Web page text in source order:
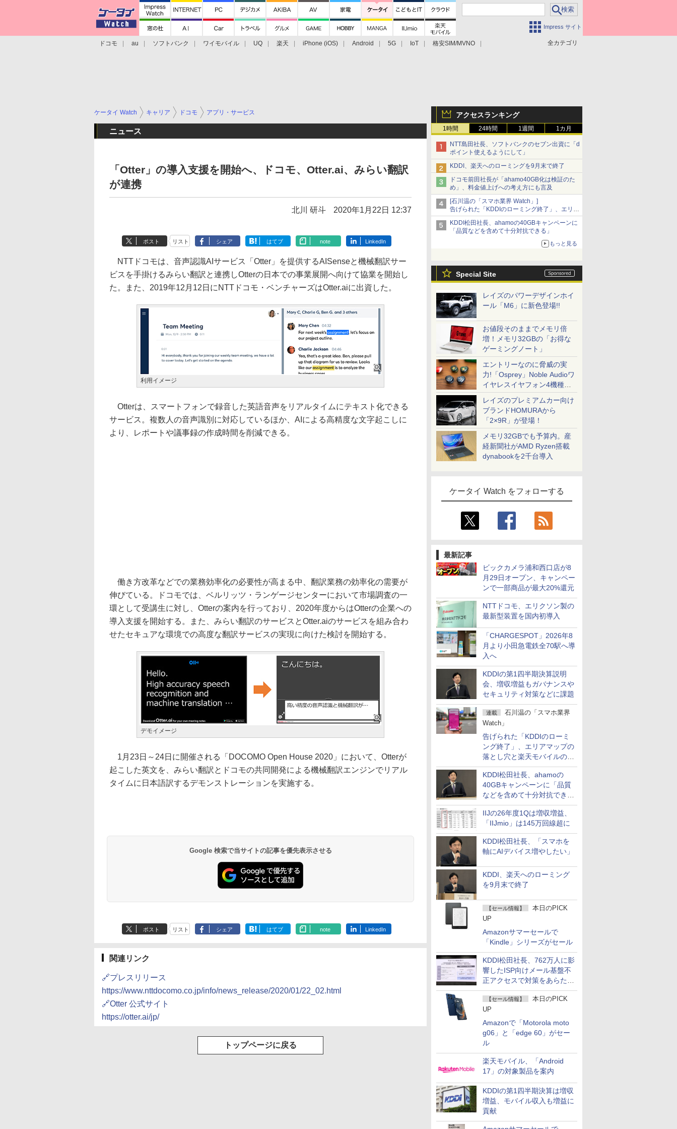
Impress サイト
全カテゴリ
ドコモ au ソフトバンク ワイモバイル UQ 楽天 iPhone (iOS) Android 5G IoT
格安SIM/MVNO
アクセスランキング
1時間 24時間 1週間 1カ月
NTT島田社長、ソフトバンクのセブン出資に「d
ポイント使えるようにして」
KDDI、楽天へのローミングを9月末で終了
ドコモ前田社長が「ahamo40GB化は検証のた
め」、料金値上げへの考え方にも言及
[石川温の「スマホ業界 Watch」]
告げられた「KDDIのローミング終了」、エリア
マップの落とし穴と楽天モバイルの課題
KDDI松田社長、ahamoの40GBキャンペーンに
「品質などを含めて十分対抗できる」
もっと見る
Special Site
レイズのパワーデザインホイ
ール「M6」に新色登場!!
お値段そのままでメモリ倍
増！メモリ32GBの「お得な
ゲーミングノート」
エントリーなのに脅威の実
力!「Osprey」Noble Audioワ
イヤレスイヤフォン4機種を
一気に聴く
レイズのプレミアムカー向け
ブランドHOMURAから
「2×9R」が登場！
メモリ32GBでも予算内。産
経新聞社がAMD Ryzen搭載
dynabookを2千台導入
ケータイ Watch をフォローする
最新記事
ビックカメラ浦和西口店が8
月29日オープン、キャンペー
ンで一部商品が最大20%還元
NTTドコモ、エリクソン製の
最新型装置を国内初導入
「CHARGESPOT」2026年8
月より小田急電鉄全70駅へ導
入へ
KDDIの第1四半期決算説明
会、増収増益もガバナンスや
セキュリティ対策などに課題
連載
石川温の「スマホ業界
Watch」
告げられた「KDDIのローミ
ング終了」、エリアマップの
落とし穴と楽天モバイルの課
題
KDDI松田社長、ahamoの
40GBキャンペーンに「品質
などを含めて十分対抗でき
る」
IIJの26年度1Qは増収増益、
「IIJmio」は145万回線超に
KDDI松田社長、「スマホを
軸にAIデバイス増やしたい」
KDDI、楽天へのローミング
を9月末で終了
【セール情報】
本日のPICK
UP
Amazonサマーセールで
「Kindle」シリーズがセール
KDDI松田社長、762万人に影
響したISP向けメール基盤不
正アクセスで対策をあらため
て説明
【セール情報】
本日のPICK
UP
Amazonで「Motorola moto
g06」と「edge 60」がセー
ル
楽天モバイル、「Android
17」の対象製品を案内
KDDIの第1四半期決算は増収
増益、モバイル収入も増益に
貢献
ケータイ Watch キャリア ドコモ アプリ・サービス
ニュース
「Otter」の導入支援を開始へ、ドコモ、Otter.ai、みらい翻訳
が連携
北川 研斗 2020年1月22日 12:37
ポスト リスト シェア はてブ note LinkedIn
NTTドコモは、音声認識AIサービス「Otter」を提供するAISenseと機械翻訳サー
ビスを手掛けるみらい翻訳と連携しOtterの日本での事業展開へ向けて協業を開始し
た。また、2019年12月12日にNTTドコモ・ベンチャーズはOtter.aiに出資した。
利用イメージ
Otterは、スマートフォンで録音した英語音声をリアルタイムにテキスト化できる
サービス。複数人の音声識別に対応しているほか、AIによる高精度な文字起こしに
より、レポートや議事録の作成時間を削減できる。
働き方改革などでの業務効率化の必要性が高まる中、翻訳業務の効率化の需要が
伸びている。ドコモでは、ベルリッツ・ランゲージセンターにおいて市場調査の一
環として受講生に対し、Otterの案内を行っており、2020年度からはOtterの企業への
導入支援を開始する。また、みらい翻訳のサービスとOtter.aiのサービスを組み合わ
せたセキュアな環境での高度な翻訳サービスの実現に向けた検討を開始する。
デモイメージ
1月23日～24日に開催される「DOCOMO Open House 2020」において、Otterが
起こした英文を、みらい翻訳とドコモの共同開発による機械翻訳エンジンでリアル
タイムに日本語訳するデモンストレーションを実施する。
Google 検索で当サイトの記事を優先表示させる
ポスト リスト シェア はてブ note LinkedIn
関連リンク
🔗プレスリリース
https://www.nttdocomo.co.jp/info/news_release/2020/01/22_02.html
🔗Otter 公式サイト
https://otter.ai/jp/
トップページに戻る